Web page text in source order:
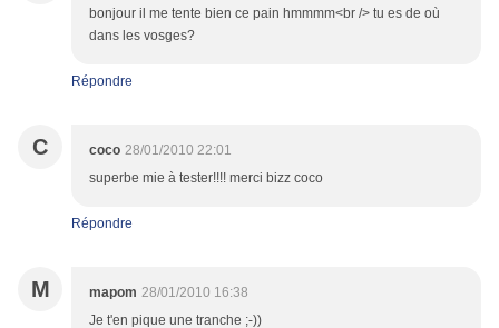
bonjour il me tente bien ce pain hmmmm<br /> tu es de où
dans les vosges?
Répondre
C coco 28/01/2010 22:01
superbe mie à tester!!!! merci bizz coco
Répondre
M mapom 28/01/2010 16:38
Je t'en pique une tranche ;-))